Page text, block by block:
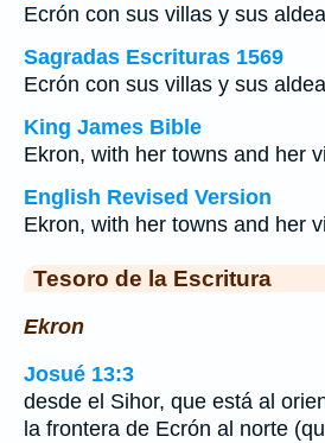
Ecrón con sus villas y sus
Sagradas Escrituras 1569
Ecrón con sus villas y sus
King James Bible
Ekron, with her towns and her
English Revised Version
Ekron, with her towns and her
Tesoro de la Escritura
Ekron
Josué 13:3
desde el Sihor, que está al
la frontera de Ecrón al norte